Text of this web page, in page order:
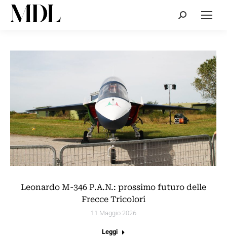
Cerca:
Leonardo M-346 P.A.N.: prossimo futuro delle
Frecce Tricolori
11 Maggio 2026
Leggi